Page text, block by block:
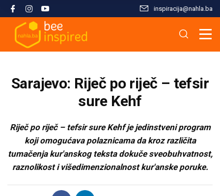
inspiracija@nahla.bа
Sarajevo: Riječ po riječ – tefsir
sure Kehf
Riječ po riječ – tefsir sure Kehf je jedinstveni program
koji omogućava polaznicama da kroz različita
tumačenja kur'anskog teksta dokuče sveobuhvatnost,
raznolikost i višedimenzionalnost kur'anske poruke.
Misija i filozofija
Kontaktirajte nas
Škola islama
Arapski jezik kroz Kur'an
Tematski moduli
Seminari i radionice
Osnove islama
Stopama Poslanika
Žena i islam
Islam i savremeni izazovi
Porodični život u islamu
Nahla kao inspiracija
Analize i studije
Multimedija